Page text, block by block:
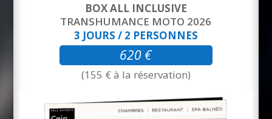
BOX ALL INCLUSIVE
TRANSHUMANCE MOTO 2026
3 JOURS / 2 PERSONNES
620 €
(155 € à la réservation)